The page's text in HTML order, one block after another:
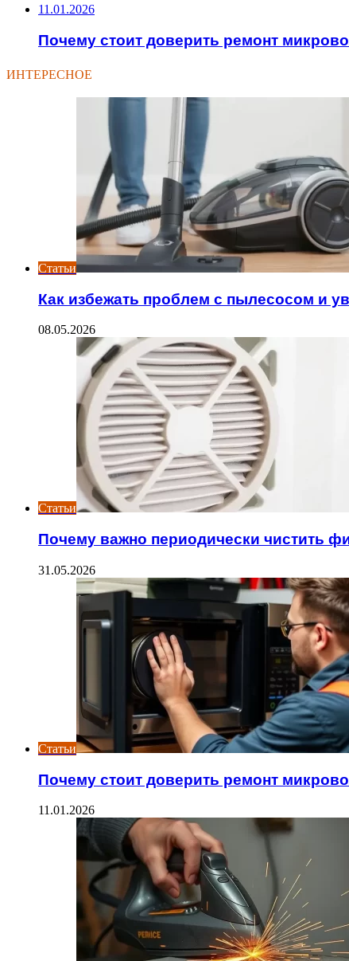
11.01.2026
Почему стоит доверить ремонт
ИНТЕРЕСНОЕ
Статьи
Как избежать проблем с пылесосом и
08.05.2026
Статьи
Почему важно периодически чистить
31.05.2026
Статьи
Почему стоит доверить ремонт
11.01.2026